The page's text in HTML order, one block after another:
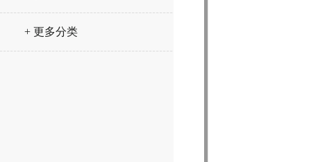
+ 更多分类